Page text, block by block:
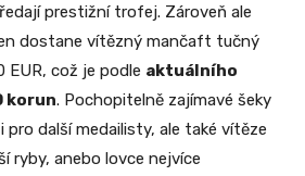
prestižní trofej. Zároveň ale
dostane vítězný mančaft tučný
což je podle aktuálního
korun. Pochopitelně zajímavé šeky
další medailisty, ale také vítěze
ryby, anebo lovce nejvíce